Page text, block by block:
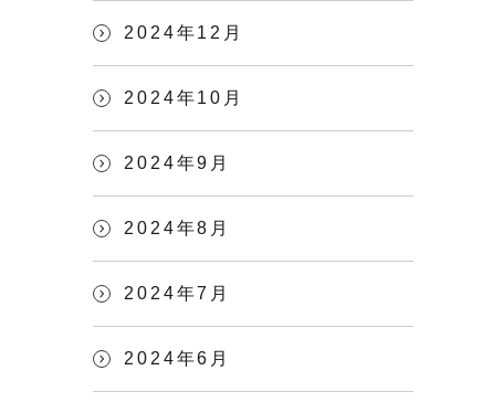
2024年12月
2024年10月
2024年9月
2024年8月
2024年7月
2024年6月